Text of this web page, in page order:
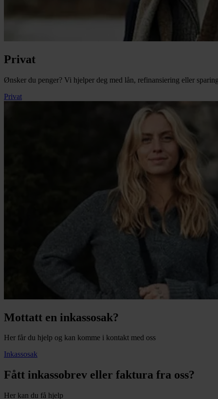
Privat
Ønsker du penger? Vi hjelper deg med lån, refinansiering eller
Privat
Mottatt en inkassosak?
Her får du hjelp og kan komme i kontakt med oss
Inkassosak
Fått inkassobrev eller faktura fra oss?
Her kan du få hjelp